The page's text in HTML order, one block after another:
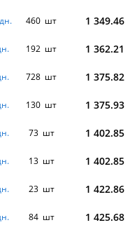
460 шт 1 349.46
192 шт 1 362.21
728 шт 1 375.82
130 шт 1 375.93
73 шт 1 402.85
13 шт 1 402.85
23 шт 1 422.86
84 шт 1 425.68